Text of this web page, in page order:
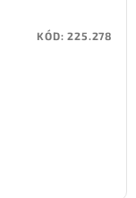
KÓD:225.278